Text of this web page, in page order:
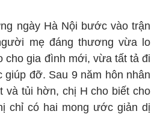
ngày Hà Nội bước vào trận
mẹ đáng thương vừa lo
cho gia đình mới, vừa tất tả đi
đỡ. Sau 9 năm hôn nhân
và tủi hờn, chị H cho biết cho
chỉ có hai mong ước giản dị